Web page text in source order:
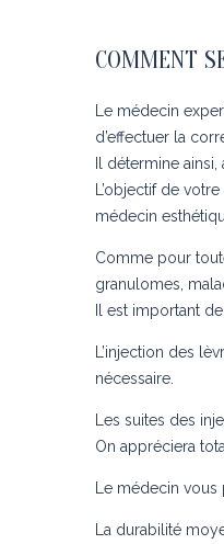
COMMENT
Le médecin
d’effectuer la
Il détermine
L’objectif de
médecin
Comme pour
granulomes,
Il est important
L’injection des
nécessaire.
Les suites des
On appréciera
Le médecin vous
La durabilité